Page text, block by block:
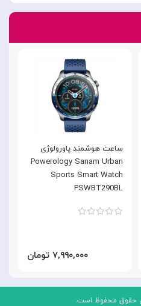
ساعت هوشمند پاورولوژی
Powerology Sanam Urban
Sports Smart Watch
PSWBT290BL
۷,۹۹۰,۰۰۰ تومان
حقوق محفوظ است.